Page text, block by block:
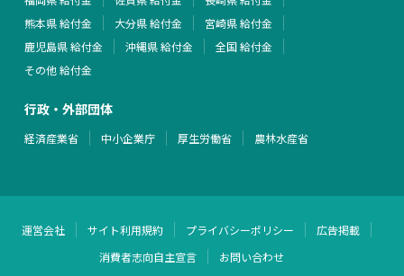
熊本県 給付金
大分県 給付金
宮崎県 給付金
鹿児島県 給付金
沖縄県 給付金
全国 給付金
その他 給付金
行政・外部団体
経済産業省 中小企業庁 厚生労働省 農林水産省
運営会社 サイト利用規約 プライバシーポリシー
広告掲載
消費者志向自主宣言
お問い合わせ